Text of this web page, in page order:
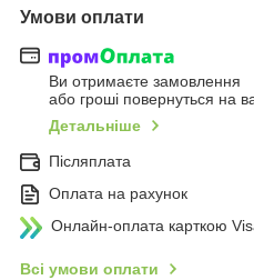
Умови оплати
Ви отримаєте замовлення
або гроші повернуться на
Детальніше
Післяплата
Оплата на рахунок
Онлайн-оплата карткою
Всі умови оплати